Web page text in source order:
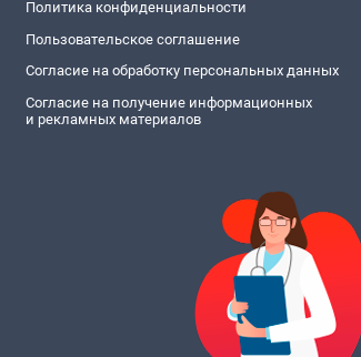
Политика конфиденциальности
Пользовательское соглашение
Согласие на обработку персональных данных
Согласие на получение информационных
и рекламных материалов